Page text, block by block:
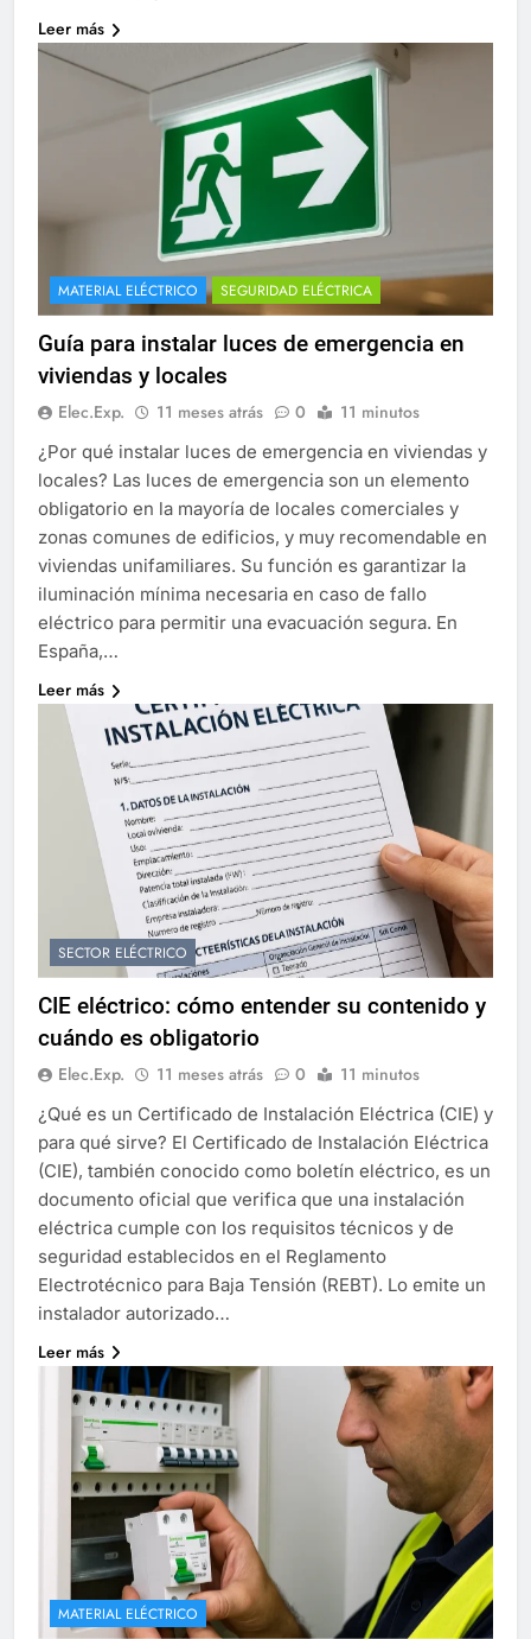
Leer más
MATERIAL ELÉCTRICO SEGURIDAD ELÉCTRICA
Guía para instalar luces de emergencia en
viviendas y locales
Elec.Exp. 11 meses atrás 0 11 minutos
¿Por qué instalar luces de emergencia en viviendas y
locales? Las luces de emergencia son un elemento
obligatorio en la mayoría de locales comerciales y
zonas comunes de edificios, y muy recomendable en
viviendas unifamiliares. Su función es garantizar la
iluminación mínima necesaria en caso de fallo
eléctrico para permitir una evacuación segura. En
España,…
Leer más
SECTOR ELÉCTRICO
CIE eléctrico: cómo entender su contenido y
cuándo es obligatorio
Elec.Exp. 11 meses atrás 0 11 minutos
¿Qué es un Certificado de Instalación Eléctrica (CIE) y
para qué sirve? El Certificado de Instalación Eléctrica
(CIE), también conocido como boletín eléctrico, es un
documento oficial que verifica que una instalación
eléctrica cumple con los requisitos técnicos y de
seguridad establecidos en el Reglamento
Electrotécnico para Baja Tensión (REBT). Lo emite un
instalador autorizado…
Leer más
MATERIAL ELÉCTRICO